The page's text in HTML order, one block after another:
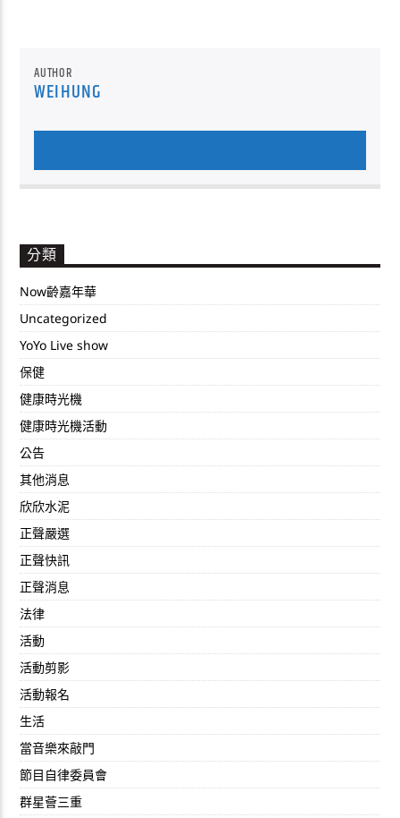
AUTHOR
WEIHUNG
分類
Now齡嘉年華
Uncategorized
YoYo Live show
保健
健康時光機
健康時光機活動
公告
其他消息
欣欣水泥
正聲嚴選
正聲快訊
正聲消息
法律
活動
活動剪影
活動報名
生活
當音樂來敲門
節目自律委員會
群星薈三重